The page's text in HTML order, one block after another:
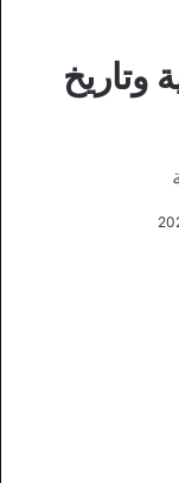
وتاريخ